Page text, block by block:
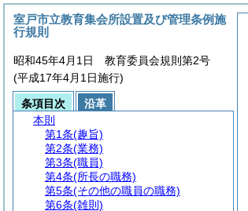
室戸市立教育集会所設置及び管理条例施
行規則
昭和45年4月1日 教育委員会規則第2号
(平成17年4月1日施行)
条項目次
沿革
本則
第1条(趣旨)
第2条(業務)
第3条(職員)
第4条(所長の職務)
第5条(その他の職員の職務)
第6条(雑則)